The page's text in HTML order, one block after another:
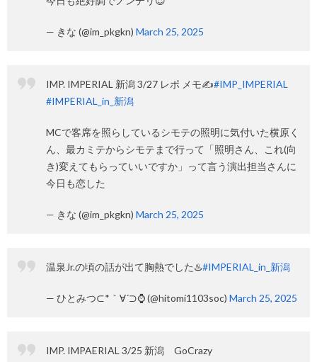
— きな (@im_pkgkn) March 25, 2025
IMP. IMPERIAL 新潟 3/27 レポ メモ✍#IMP_IMPERIAL
#IMPERIAL_in_新潟
MCで客席を照らしているシモテの照明に気付いた横原く
ん、最カミテからシモテまで行って「照明さん、これ(向
き)変えてもらっていいですか」って言う演出担当さんに
今日も恋した
— きな (@im_pkgkn) March 25, 2025
温泉Jr.の頃の話が出て胸熱でした♨️#IMPERIAL_in_新潟
— ひとみつ⊂*｀∀´⊃⌚️ (@hitomi1103soc) March 25, 2025
IMP. IMPAERIAL 3/25 新潟 GoCrazy